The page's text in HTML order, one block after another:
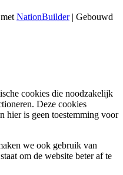
NationBuilder| Gebouwd
cookies die noodzakelijk
Deze cookies
hier is geen toestemming voor
we ook gebruik van
om de website beter af te